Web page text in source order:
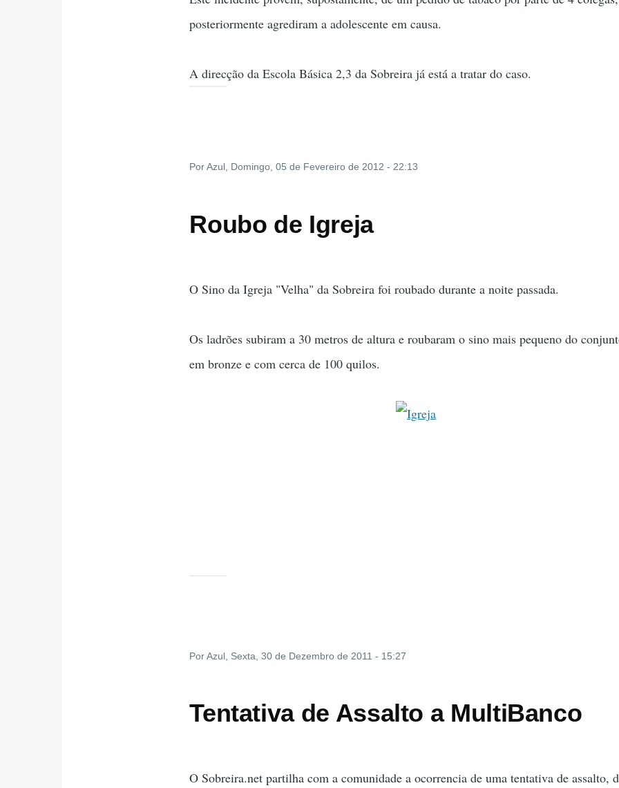
posteriormente agrediram a adolescente em causa.
A direcção da Escola Básica 2,3 da Sobreira já está a tratar do caso.
PorAzul , Domingo, 05 de Fevereiro de 2012 - 22:13
Roubo de Igreja
O Sino da Igreja "Velha" da Sobreira foi roubado durante a noite passada.
Os ladrões subiram a 30 metros de altura e roubaram o sino mais pequeno do
em bronze e com cerca de 100 quilos.
PorAzul , Sexta, 30 de Dezembro de 2011 - 15:27
Tentativa de Assalto a MultiBanco
O Sobreira.net partilha com a comunidade a ocorrencia de uma tentativa de assalto,